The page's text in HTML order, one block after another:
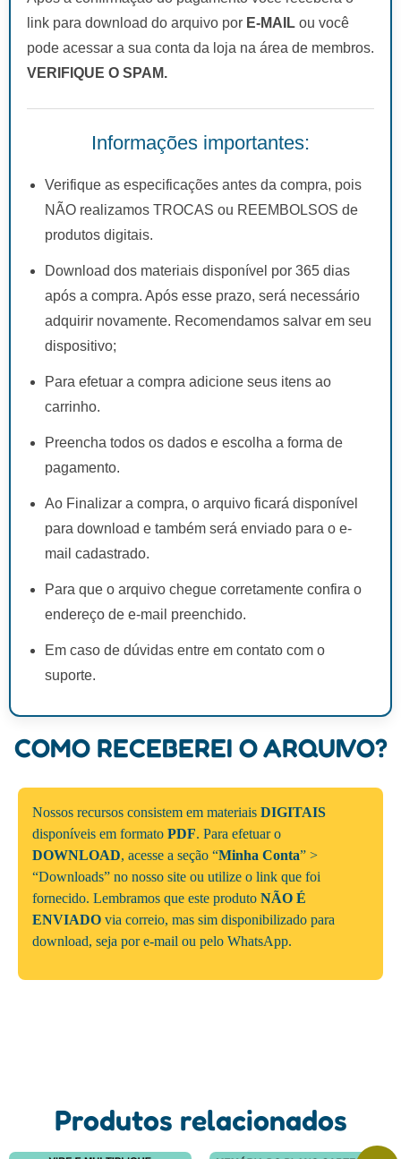
link para download do arquivo por E-MAIL ou você
pode acessar a sua conta da loja na área de membros.
VERIFIQUE O SPAM.
Informações importantes:
Verifique as especificações antes da compra, pois
NÃO realizamos TROCAS ou REEMBOLSOS de
produtos digitais.
Download dos materiais disponível por 365 dias
após a compra. Após esse prazo, será necessário
adquirir novamente. Recomendamos salvar em seu
dispositivo;
Para efetuar a compra adicione seus itens ao
carrinho.
Preencha todos os dados e escolha a forma de
pagamento.
Ao Finalizar a compra, o arquivo ficará disponível
para download e também será enviado para o e-
mail cadastrado.
Para que o arquivo chegue corretamente confira o
endereço de e-mail preenchido.
Em caso de dúvidas entre em contato com o
suporte.
COMO RECEBEREI O ARQUIVO?
Nossos recursos consistem em materiais DIGITAIS
disponíveis em formato PDF. Para efetuar o
DOWNLOAD, acesse a seção “Minha Conta” >
“Downloads” no nosso site ou utilize o link que foi
fornecido. Lembramos que este produto NÃO É
ENVIADO via correio, mas sim disponibilizado para
download, seja por e-mail ou pelo WhatsApp.
Produtos relacionados